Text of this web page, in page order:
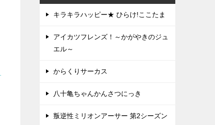
キラキラハッピー★ ひらけ!ここたま
アイカツフレンズ！～かがやきのジュ
エル～
からくりサーカス
八十亀ちゃんかんさつにっき
叛逆性ミリオンアーサー 第2シーズン